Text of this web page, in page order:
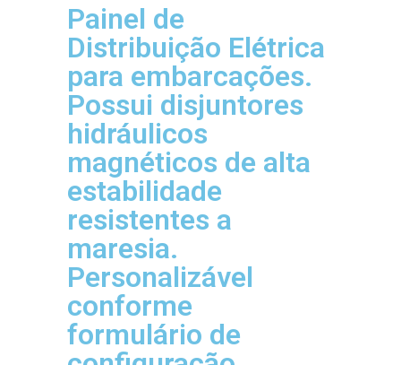
Painel de
Distribuição Elétrica
para embarcações.
Possui disjuntores
hidráulicos
magnéticos de alta
estabilidade
resistentes a
maresia.
Personalizável
conforme
formulário de